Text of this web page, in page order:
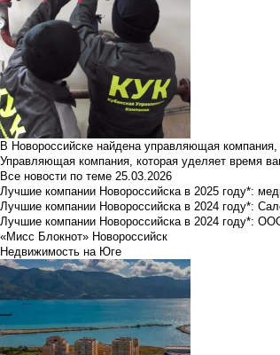
В Новороссийске найдена управляющая компания,
Управляющая компания, которая уделяет время
Все новости по теме 25.03.2026
Лучшие компании Новороссийска в 2025 году*:
Лучшие компании Новороссийска в 2024 году*:
Лучшие компании Новороссийска в 2024 году*:
«Мисс Блокнот» Новороссийск
Недвижимость на Юге